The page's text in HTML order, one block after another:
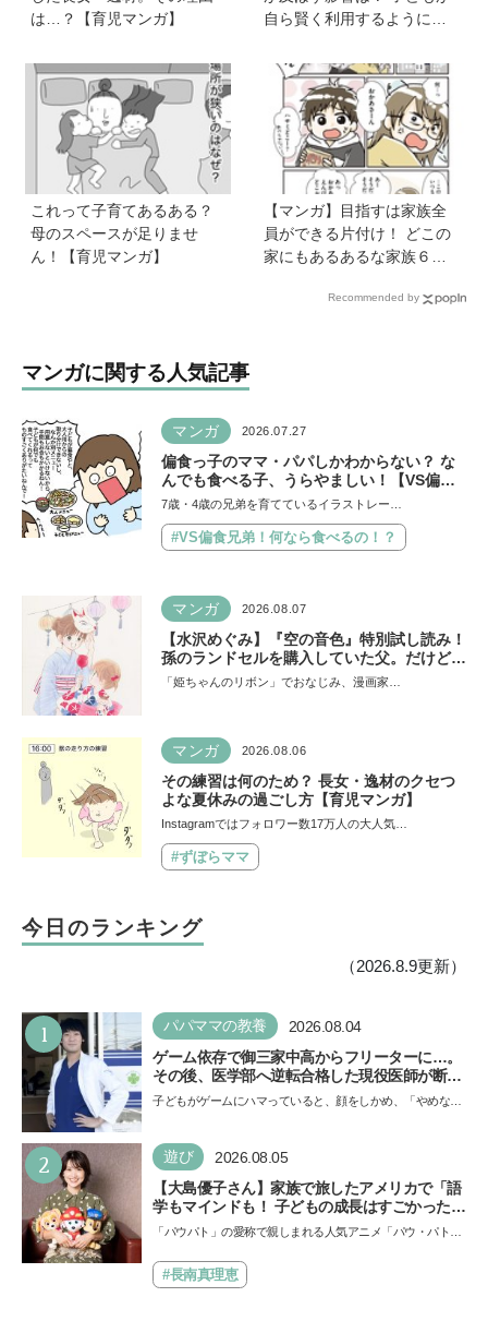
は…？【育児マンガ】
自ら賢く利用するようにな
の専門家・井上顕滋先生が
これって子育てあるある？
母のスペースが足りませ
ん！【育児マンガ】
【マンガ】目指すは家族全
員ができる片付け！ どこの
家にもあるあるな家族６人
Recommended by
マンガに関する人気記事
マンガ 2026.07.27
偏食っ子のママ・パパしかわからない？ な
んでも食べる子、うらやましい！【VS偏食
兄弟！ 何なら食べるの！？】vol.54
7歳・4歳の兄弟を育てているイラストレー…
#VS偏食兄弟！何なら食べるの！？
マンガ 2026.08.07
【水沢めぐみ】『空の音色』特別試し読み！
孫のランドセルを購入していた父。だけど、
父のことがちょっと苦手で…《最新５巻発売
「姫ちゃんのリボン」でおなじみ、漫画家…
マンガ 2026.08.06
その練習は何のため？ 長女・逸材のクセつ
よな夏休みの過ごし方【育児マンガ】
Instagramではフォロワー数17万人の大人気…
#ずぼらママ
今日のランキング
（2026.8.9更新）
1 パパママの教養 2026.08.04
ゲーム依存で御三家中高からフリーターに…。
その後、医学部へ逆転合格した現役医師が断言
「ゲームの経験が受験勉強に役立った」そう考
子どもがゲームにハマっていると、顔をしかめ、「やめなさ
い…
2 遊び 2026.08.05
【大島優子さん】家族で旅したアメリカで「語
学もマインドも！ 子どもの成長はすごかった」
声優をつとめた映画『パウ・パトロール ザ・ダ
できると子どもに知ってほしい
「パウパト」の愛称で親しまれる人気アニメ「パウ・パトロ
ザ…#長南真理恵